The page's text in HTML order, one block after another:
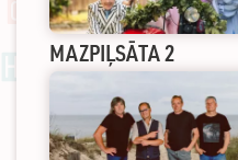
MAZPIĻSĀTA 2